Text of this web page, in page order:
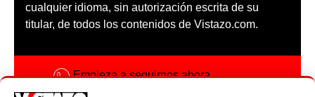
cualquier idioma, sin autorización escrita de su
titular, de todos los contenidos de Vistazo.com.
Empieza a seguirnos ahora